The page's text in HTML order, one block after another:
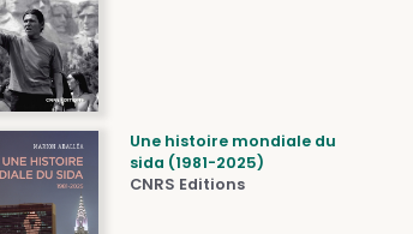
Une histoire mondiale du
sida (1981-2025)
CNRS Editions